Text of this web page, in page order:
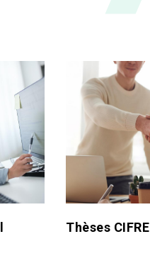
Thèses CIFRE